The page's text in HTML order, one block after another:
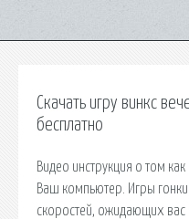
Скачать игру винкс
бесплатно
Видео инструкция о том как
Ваш компьютер. Игры
скоростей, ожидающих